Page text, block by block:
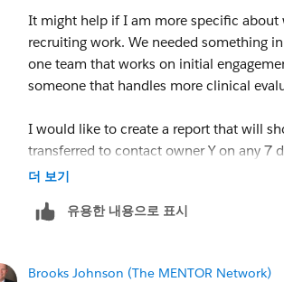
It might help if I am more specific about
recruiting work. We needed something
one team that works on initial
someone that handles more clinical
I would like to create a report that will
transferred to contact owner Y on any 7
더 보기
유용한 내용으로 표시
Brooks Johnson (The MENTOR Network)